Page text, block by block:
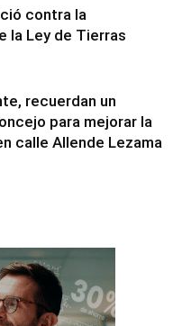
contra la
la Ley de Tierras
recuerdan un
para mejorar la
calle Allende Lezama